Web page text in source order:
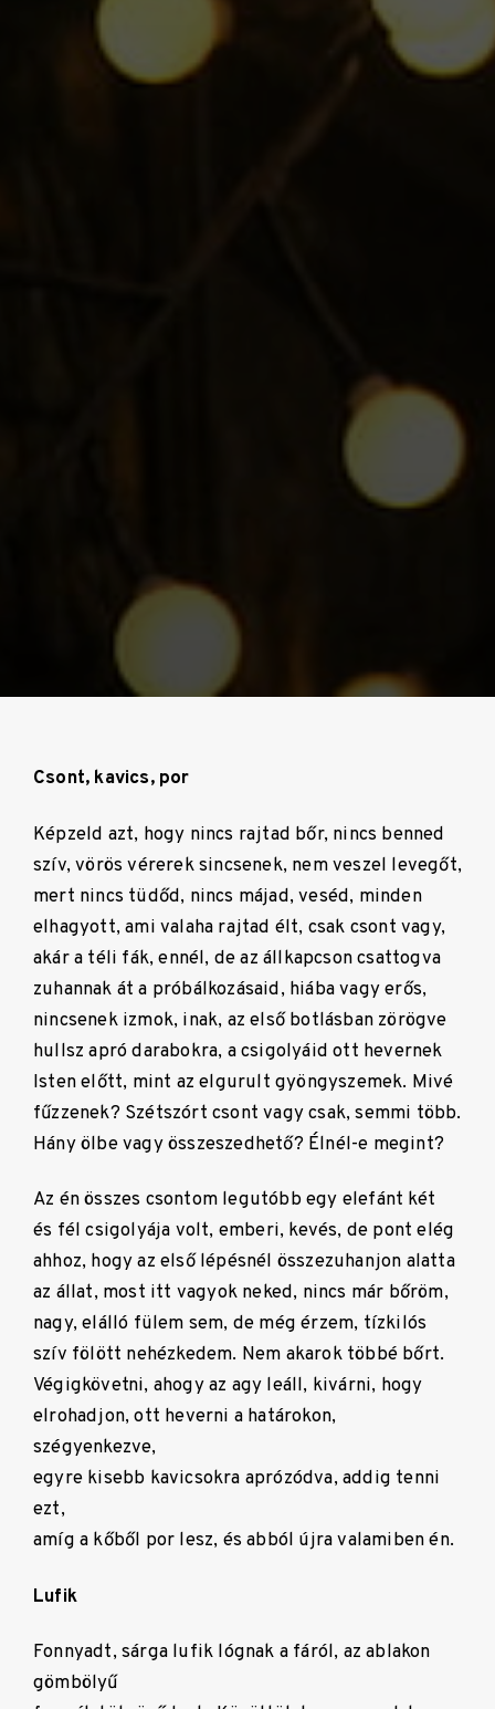
Csont, kavics, por
Képzeld azt, hogy nincs rajtad bőr, nincs benned
szív, vörös vérerek sincsenek, nem veszel levegőt,
mert nincs tüdőd, nincs májad, veséd, minden
elhagyott, ami valaha rajtad élt, csak csont vagy,
akár a téli fák, ennél, de az állkapcson csattogva
zuhannak át a próbálkozásaid, hiába vagy erős,
nincsenek izmok, inak, az első botlásban zörögve
hullsz apró darabokra, a csigolyáid ott hevernek
Isten előtt, mint az elgurult gyöngyszemek. Mivé
fűzzenek? Szétszórt csont vagy csak, semmi több.
Hány ölbe vagy összeszedhető? Élnél-e megint?
Az én összes csontom legutóbb egy elefánt két
és fél csigolyája volt, emberi, kevés, de pont elég
ahhoz, hogy az első lépésnél összezuhanjon alatta
az állat, most itt vagyok neked, nincs már bőröm,
nagy, elálló fülem sem, de még érzem, tízkilós
szív fölött nehézkedem. Nem akarok többé bőrt.
Végigkövetni, ahogy az agy leáll, kivárni, hogy
elrohadjon, ott heverni a határokon,
szégyenkezve,
egyre kisebb kavicsokra aprózódva, addig tenni
ezt,
amíg a kőből por lesz, és abból újra valamiben én.
Lufik
Fonnyadt, sárga lufik lógnak a fáról, az ablakon
gömbölyű